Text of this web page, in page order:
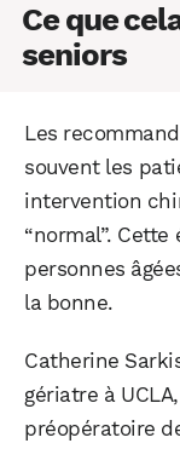
Ce que
seniors
Les
souvent les
intervention
“normal”.
personnes
la bonne.
Catherine
gériatre à
préopératoire